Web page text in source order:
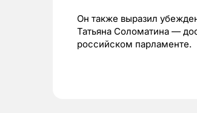
Он также выразил
Татьяна Соломатина —
российском парламенте.